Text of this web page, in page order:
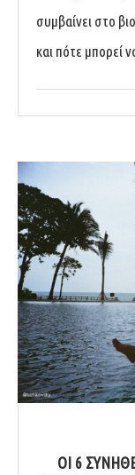
συμβαίνει στο
και πότε μπορεί
ΟΙ 6